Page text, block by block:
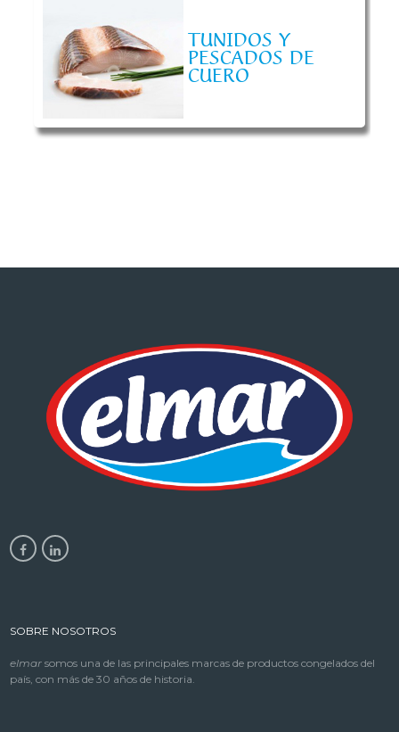
TUNIDOS Y
PESCADOS DE
CUERO
SOBRE NOSOTROS
elmar somos una de las principales marcas de productos congelados del
país, con más de 30 años de historia.